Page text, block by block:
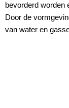
bevorderd worden
Door de
van water en